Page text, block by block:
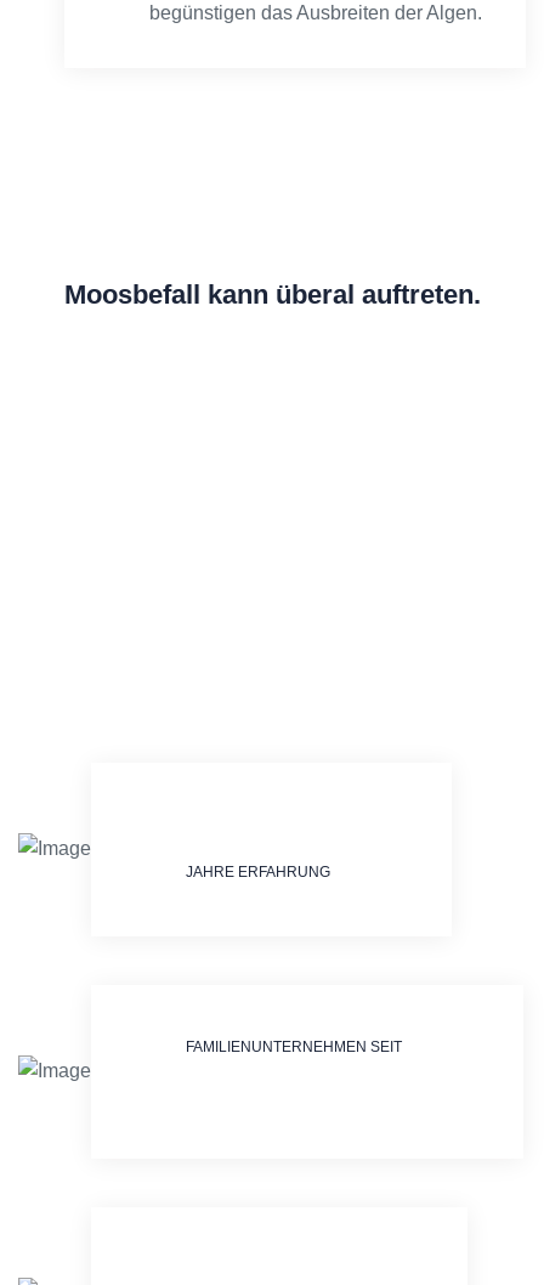
begünstigen das Ausbreiten der Algen.
Moosbefall kann überal auftreten.
JAHRE ERFAHRUNG
FAMILIENUNTERNEHMEN SEIT